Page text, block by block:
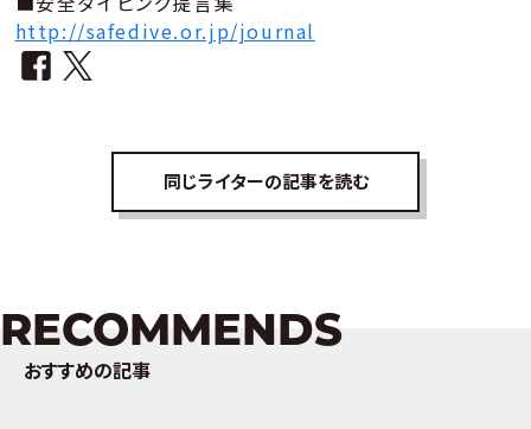
http://safedive.or.jp/journal
同じライターの記事を読む
RECOMMENDS
おすすめの記事